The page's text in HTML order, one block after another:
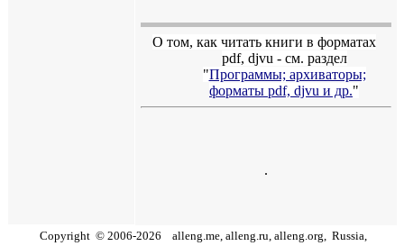
О том, как читать книги в форматах
pdf, djvu - см. раздел
"Программы; архиваторы;
форматы pdf, djvu и др."
.
Copyright © 2006-2026 alleng.me, alleng.ru, alleng.org, Russia,